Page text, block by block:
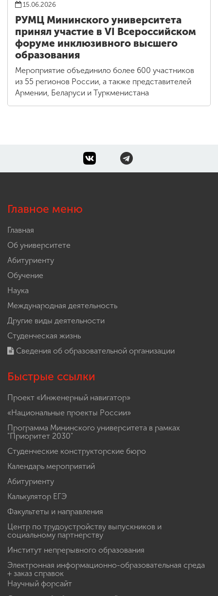
15.06.2026
РУМЦ Мининского университета
принял участие в VI Всероссийском
форуме инклюзивного высшего
образования
Мероприятие объединило более 600 участников
из 55 регионов России, а также представителей
Армении, Беларуси и Туркменистана
Главное меню
Главная
Об университете
Абитуриенту
Обучение
Наука
Международная деятельность
Другие виды деятельности
Студенческая жизнь
Сведения об образовательной организации
Быстрые ссылки
Проект «Инженерный навигатор»
«Национальные проекты России»
Программа Мининского университета в рамках
"Приоритет 2030"
Студенческие конструкторские бюро
Календарь мероприятий
Абитуриенту
Калькулятор ЕГЭ
Факультеты и направления
Центр по трудоустройству выпускников и
социальному партнерству
Институт непрерывного образования
Электронная информационно-образовательная среда
+ заказ справок
Научный форсайт